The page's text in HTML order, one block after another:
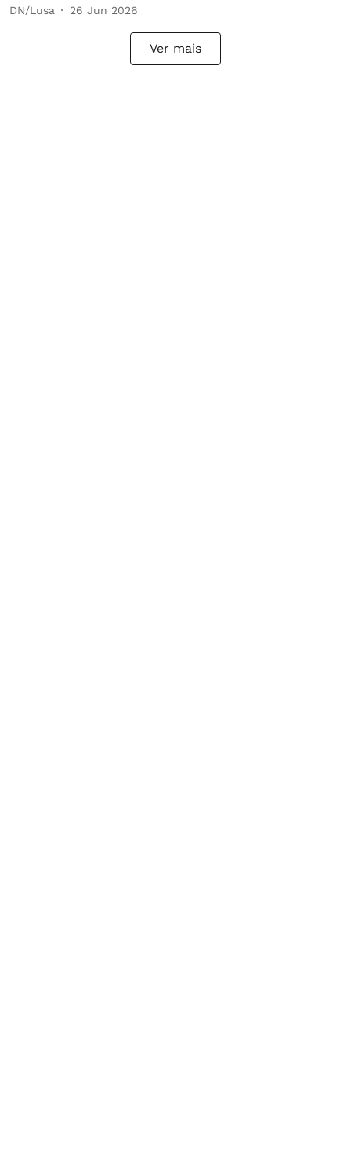
DN/Lusa 26 Jun 2026
Ver mais